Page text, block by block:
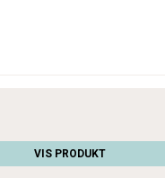
VIS PRODUKT